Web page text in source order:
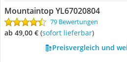
Mountaintop YL67020804
79 Bewertungen
ab 49,00 € ( Sofort lieferbar)
Preisvergleich und